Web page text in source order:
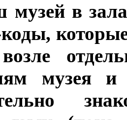
в
музея и